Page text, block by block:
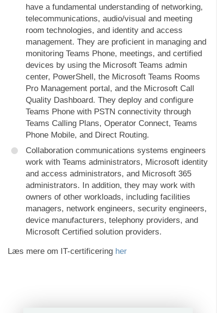
have a fundamental understanding of networking,
telecommunications, audio/visual and meeting
room technologies, and identity and access
management. They are proficient in managing and
monitoring Teams Phone, meetings, and certified
devices by using the Microsoft Teams admin
center, PowerShell, the Microsoft Teams Rooms
Pro Management portal, and the Microsoft Call
Quality Dashboard. They deploy and configure
Teams Phone with PSTN connectivity through
Teams Calling Plans, Operator Connect, Teams
Phone Mobile, and Direct Routing.
Collaboration communications systems engineers
work with Teams administrators, Microsoft identity
and access administrators, and Microsoft 365
administrators. In addition, they may work with
owners of other workloads, including facilities
managers, network engineers, security engineers,
device manufacturers, telephony providers, and
Microsoft Certified solution providers.
Læs mere om IT-certificering her